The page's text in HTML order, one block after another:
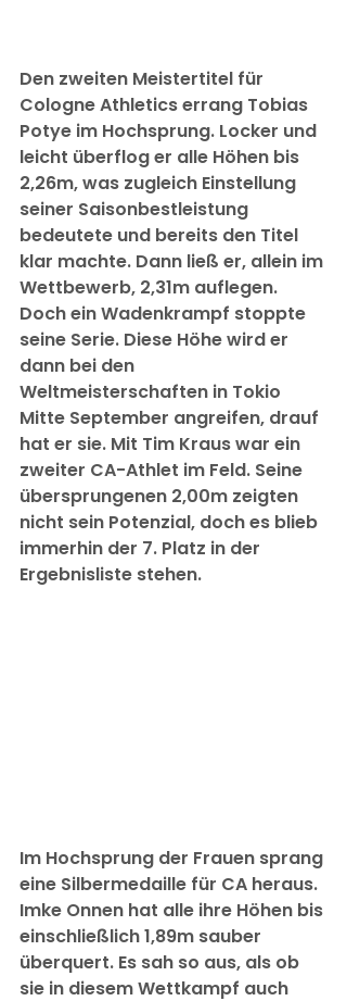
Den zweiten Meistertitel für
Cologne Athletics errang Tobias
Potye im Hochsprung. Locker und
leicht überflog er alle Höhen bis
2,26m, was zugleich Einstellung
seiner Saisonbestleistung
bedeutete und bereits den Titel
klar machte. Dann ließ er, allein im
Wettbewerb, 2,31m auflegen.
Doch ein Wadenkrampf stoppte
seine Serie. Diese Höhe wird er
dann bei den
Weltmeisterschaften in Tokio
Mitte September angreifen, drauf
hat er sie. Mit Tim Kraus war ein
zweiter CA-Athlet im Feld. Seine
übersprungenen 2,00m zeigten
nicht sein Potenzial, doch es blieb
immerhin der 7. Platz in der
Ergebnisliste stehen.
Im Hochsprung der Frauen sprang
eine Silbermedaille für CA heraus.
Imke Onnen hat alle ihre Höhen bis
einschließlich 1,89m sauber
überquert. Es sah so aus, als ob
sie in diesem Wettkampf auch